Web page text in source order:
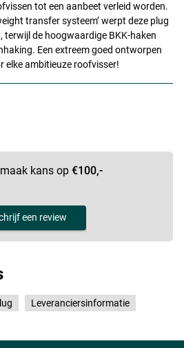
tot een aanbeet verleid worden.
transfer systeem’ werpt deze plug
terwijl de hoogwaardige BKK-haken
Een extreem goed ontworpen
elke ambitieuze roofvisser!
kans op €100,-
een review
Leveranciersinformatie